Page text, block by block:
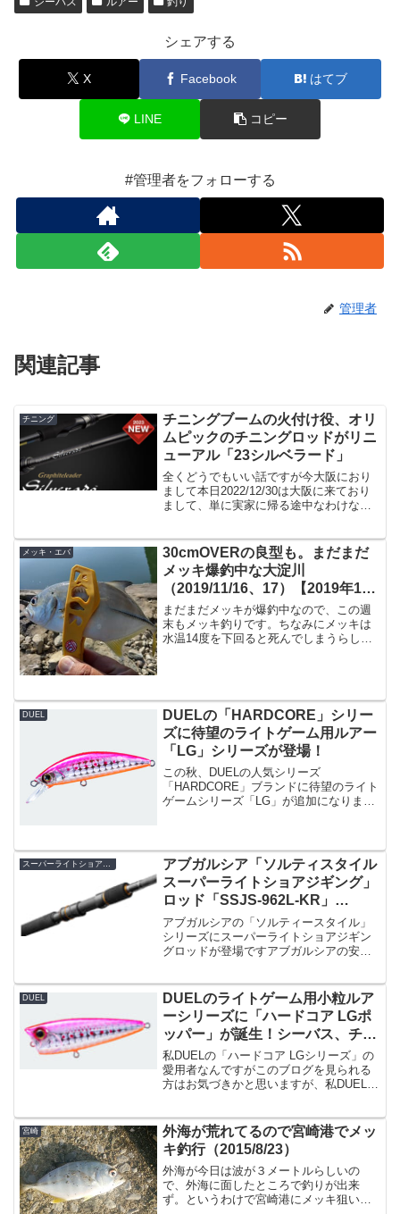
シェアする
X Facebook はてブ
LINE コピー
#管理者をフォローする
管理者
関連記事
チニング
チニングブームの火付け役、オリ
ムピックのチニングロッドがリニ
ューアル「23シルベラード」
全くどうでもいい話ですが今大阪におり
まして本日2022/12/30は大阪に来ており
まして、単に実家に帰る途中なわけなん
ついルアーを買ってしまいそうになるわ
けですが、冷静...
メッキ・エバ
30cmOVERの良型も。まだまだ
メッキ爆釣中な大淀川
（2019/11/16、17）【2019年11
月釣行】
まだまだメッキが爆釣中なので、この週
末もメッキ釣りです。ちなみにメッキは
水温14度を下回ると死んでしまうらしい
DUEL
DUELの「HARDCORE」シリー
ズに待望のライトゲーム用ルアー
「LG」シリーズが登場！
この秋、DUELの人気シリーズ
「HARDCORE」ブランドに待望のライト
ゲームシリーズ「LG」が追加になりま
「HARDCORE」...
スーパーライトショアジギング
アブガルシア「ソルティスタイル
スーパーライトショアジギング」
ロッド「SSJS-962L-KR」
「SSJC-892L-KR」ベイトモデル
もあり。
アブガルシアの「ソルティースタイル」
シリーズにスーパーライトショアジギン
グロッドが登場ですアブガルシアの安価
種類登場です。もう各社出てるのに・・
と思う人も居ると思うので...
DUEL
DUELのライトゲーム用小粒ルア
ーシリーズに「ハードコア LGポ
ッパー」が誕生！シーバス、チヌ
共によく釣れます。オススメ。
私DUELの「ハードコア LGシリーズ」の
愛用者なんですがこのブログを見られる
方はお気づきかと思いますが、私DUELの
「LGミノー（F）」なんですがつい先
日、「LGシ...
宮崎
外海が荒れてるので宮崎港でメッ
キ釣行（2015/8/23）
外海が今日は波が３メートルらしいの
で、外海に面したところで釣りが出来
ず。というわけで宮崎港にメッキ狙いに